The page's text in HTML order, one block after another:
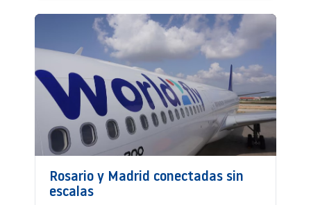
Rosario y Madrid conectadas sin
escalas